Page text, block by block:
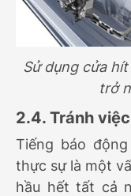
Sử dụng cửa
trở
2.4. Tránh
Tiếng báo
thực sự là một
hầu hết tất cả